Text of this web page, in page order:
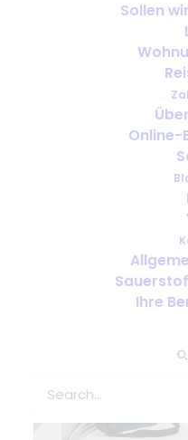
Sollen
Online-
Ihre
Sauerstoff: Was
Abreise